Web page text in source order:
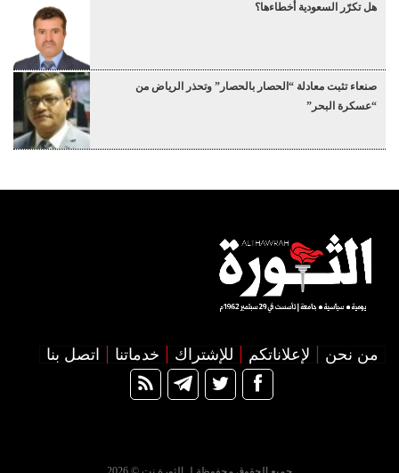
هل تكرّر السعودية أخطاءها؟
صنعاء تثبت معادلة “الحصار بالحصار” وتحذر الرياض من
“عسكرة البحر”
من نحن لإعلاناتكم للإشتراك خدماتنا اتصل بنا